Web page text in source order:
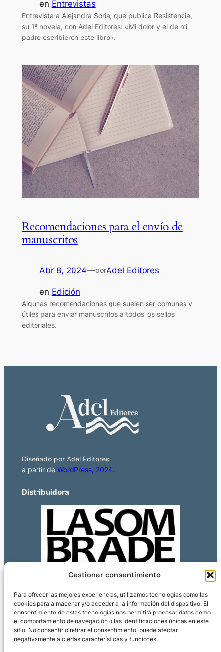
Gestionar consentimiento
Para ofrecer las mejores experiencias, utilizamos tecnologías como las
cookies para almacenar y/o acceder a la información del dispositivo. El
consentimiento de estas tecnologías nos permitirá procesar datos como
el comportamiento de navegación o las identificaciones únicas en este
sitio. No consentir o retirar el consentimiento, puede afectar
negativamente a ciertas características y funciones.
en Entrevistas
Entrevista a Alejandra Soria, que publica Resistencia,
su 1ª novela, con Adel Editores: «Mi dolor y el de mi
padre escribieron este libro».
Recomendaciones para el envío de
manuscritos
Abr 8, 2024—porAdel Editores
en Edición
Algunas recomendaciones que suelen ser comunes y
útiles para enviar manuscritos a todos los sellos
editoriales.
Diseñado por Adel Editores
a partir de WordPress, 2024.
Distribuidora